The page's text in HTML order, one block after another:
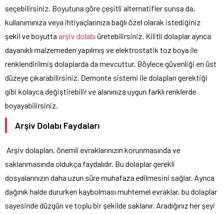
seçebilirsiniz. Boyutuna göre çeşitli alternatifler sunsa da,
kullanımınıza veya ihtiyaçlarınıza bağlı özel olarak istediğiniz
şekil ve boyutta arşiv dolabı üretebilirsiniz. Kilitli dolaplar ayrıca
dayanıklı malzemeden yapılmış ve elektrostatik toz boya ile
renklendirilmiş dolaplarda da mevcuttur. Böylece güvenliği en üst
düzeye çıkarabilirsiniz. Demonte sistemi ile dolapları gerektiği
gibi kolayca değiştirebilir ve alanınıza uygun farklı renklerde
boyayabilirsiniz.
Arşiv Dolabı Faydaları
Arşiv dolapları, önemli evraklarınızın korunmasında ve
saklanmasında oldukça faydalıdır. Bu dolaplar gerekli
dosyalarınızın daha uzun süre muhafaza edilmesini sağlar. Ayrıca
dağınık halde dururken kaybolması muhtemel evraklar, bu dolaplar
sayesinde düzgün ve toplu bir şekilde saklanır. Aradığınız her şeyi